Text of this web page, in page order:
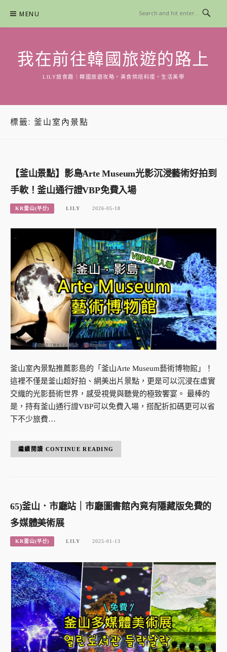
content
MENU
我在前往韓國旅遊的路上
LILY旅食趣｜韓國旅遊攻略。美食烘焙料理。生活美學
標籤: 釜山室內景點
【釜山景點】影島Arte Museum光影沉浸藝術好拍到
手軟！釜山通行證VBP免費入場
KR釜山(부산) LILY 2026-05-18
釜山室內景點推薦影島的「釜山Arte Museum藝術博物館」！
這裡不僅是釜山超好拍、網美出片景點，更是可以沉浸在虛實
交織的光影藝術世界，感受視覺與聽覺的極致饗宴。 最棒的
是，持有釜山通行證VBP可以免費入場，搭配折扣碼更可以省
下不少旅費…
CONTINUE READING
65)釜山．市廳站｜市廳圖書館內竟有隱藏版免費的
多媒體美術展
KR釜山(부산) LILY 2025-01-13